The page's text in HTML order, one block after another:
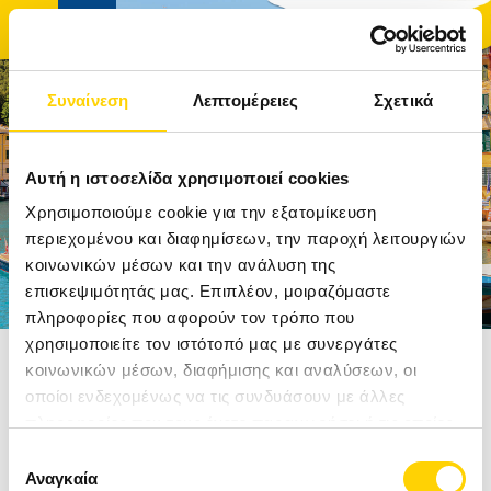
Συναίνεση Λεπτομέρειες Σχετικά
Αυτή η ιστοσελίδα χρησιμοποιεί cookies
Χρησιμοποιούμε cookie για την εξατομίκευση
περιεχομένου και διαφημίσεων, την παροχή λειτουργιών
κοινωνικών μέσων και την ανάλυση της
επισκεψιμότητάς μας. Επιπλέον, μοιραζόμαστε
πληροφορίες που αφορούν τον τρόπο που
χρησιμοποιείτε τον ιστότοπό μας με συνεργάτες
κοινωνικών μέσων, διαφήμισης και αναλύσεων, οι
οποίοι ενδεχομένως να τις συνδυάσουν με άλλες
των υπηρεσιών τους.
συγκατάθεσης
Αναγκαία
ΑΡΧΙΚΉ
ΤΑΞΊΔΙΑ
ΑΚΤΟΠΛΟΪΚΆ ΕΙΣΙΤΉΡΙΑ
ΚΡΟΥΑΖΙΕΡΕΣ
ΞΕΝΟΔΟΧΕΊΑ
Αρχική Ταξίδια Δυτική Ευρώπη Ιταλία
ΙΤΑΛΙΚΗ ΡΙΒΙΕΡΑ